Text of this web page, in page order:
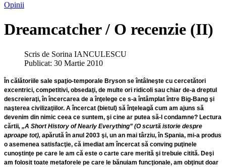
Opinii
Dreamcatcher / O recenzie (II)
Scris de Sorina IANCULESCU
Publicat: 30 Martie 2010
În călătoriile sale spaţio-temporale Bryson se întâlneşte cu cercetători
excentrici, competitivi, obsedaţi, de multe ori ridicoli sau chiar de-a dreptul
descreieraţi, în încercarea de a înţelege ce s-a întâmplat între Big-Bang şi
naşterea civilizaţiilor. A încercat (bietul) să înţeleagă cum am ajuns să
devenim din nimic ceea ce suntem, şi cine ar putea să-l condamne? Lectura
cărtii, „A Short History of Nearly Everything” (O scurtă istorie despre
aproape tot), apărută în anul 2003 şi, un an mai târziu, în Spania, mi-a produs
o asemenea satisfacţie, că imediat am încercat să conving puţinele
cunoştinţe pe care le am că este o carte care merită şi trebuie citită. Deşi
am folosit toate metaforele pe care le bănuiam funcţionale, am obţinut doar